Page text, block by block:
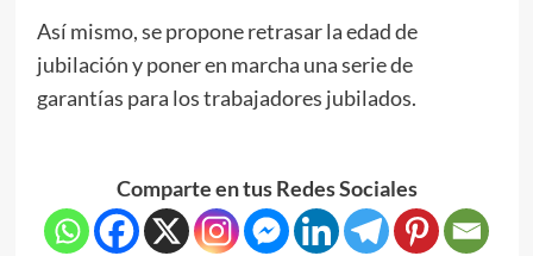
Así mismo, se propone retrasar la edad de
jubilación y poner en marcha una serie de
garantías para los trabajadores jubilados.
Comparte en tus Redes Sociales